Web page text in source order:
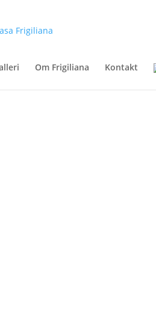
Om Frigiliana Kontakt